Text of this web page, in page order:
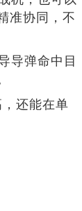
准协同，不
导弹命中目
还能在单